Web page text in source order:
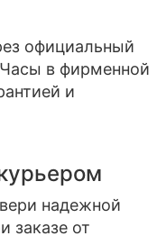
официальный
в фирменной
и
надежной
заказе от